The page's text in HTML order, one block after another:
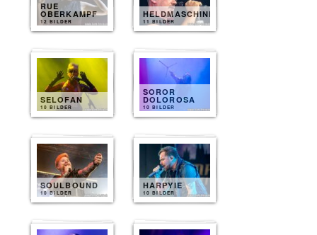
RUE
OBERKAMPF
12 BILDER
HELDMASCHINE
11 BILDER
SELOFAN
10 BILDER
SOROR
DOLOROSA
10 BILDER
SOULBOUND
10 BILDER
HARPYIE
10 BILDER